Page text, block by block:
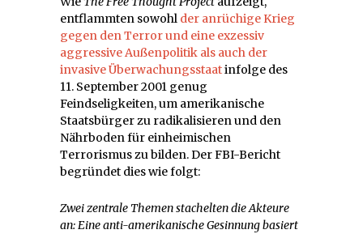
entflammten sowohl der anrüchige Krieg
gegen den Terror und eine exzessiv
aggressive Außenpolitik als auch der
invasive Überwachungsstaatinfolge des
11. September 2001 genug
Feindseligkeiten, um amerikanische
Staatsbürger zu radikalisieren und den
Nährboden für einheimischen
Terrorismus zu bilden. Der FBI-Bericht
begründet dies wie folgt:
Zwei zentrale Themen stachelten die Akteure
an: Eine anti-amerikanische Gesinnung basiert